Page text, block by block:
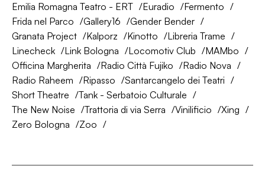
Emilia Romagna Teatro - ERT
Euradio
Fermento
Frida nel Parco
Gallery16
Gender Bender
Granata Project
Kalporz Kinotto
Libreria Trame
Linecheck
Link Bologna Locomotiv Club
MAMbo
Officina Margherita
Radio Città Fujiko
Radio Nova
Radio Raheem
Ripasso
Santarcangelo dei Teatri
Short Theatre
Tank - Serbatoio Culturale
The New Noise
Trattoria di via Serra Vinilificio
Xing
Zero Bologna
Zoo